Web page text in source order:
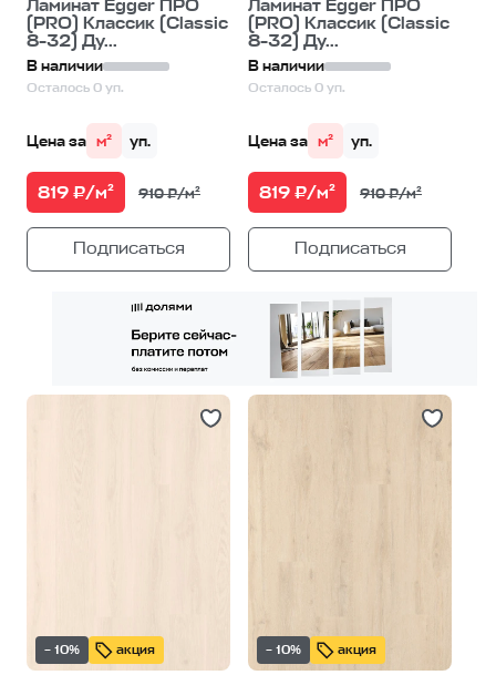
Ламинат Egger ПРО
(PRO) Классик (Classic
8-32) Ду...
В наличии
Осталось 0 уп.
Цена за м² уп.
819 ₽/м² 910 ₽/м²
Подписаться
Ламинат Egger ПРО
(PRO) Классик (Classic
8-32) Ду...
В наличии
Осталось 0 уп.
Цена за м² уп.
819 ₽/м² 910 ₽/м²
Подписаться
– 10% акция – 10% акция